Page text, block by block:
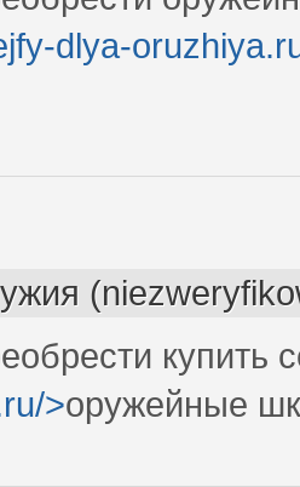
dlya-
купить
>оружейные